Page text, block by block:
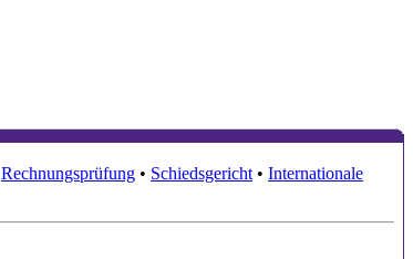
Rechnungsprüfung • Schiedsgericht • Internationale